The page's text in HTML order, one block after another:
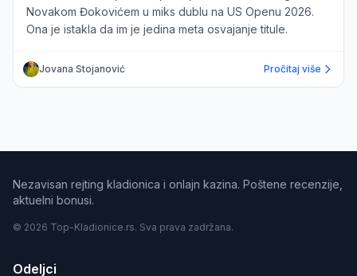
Novakom Đokovićem u miks dublu na US Openu 2026.
Ona je istakla da im je jedina meta osvajanje titule.
Jovana Stojanović Pročitaj više
Nezavisan rejting kladionica i onlajn kazina. Poštene recenzije,
aktuelni bonusi.
© 2026 Top-Kladionice.rs. Sva prava zadržana.
Odeljci